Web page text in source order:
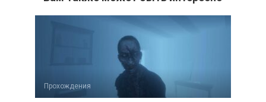
Прохождения